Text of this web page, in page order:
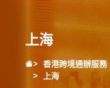
上海
香港跨境通辦服務
上海